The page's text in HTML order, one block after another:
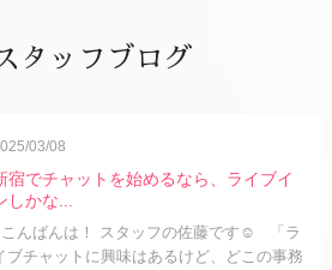
タッフブログ
03/08
宿でチャットを始めるなら、ライブイ
しかな...
こんばんは！ スタッフの佐藤です☺️ 「ラ
ブチャットに興味はあるけど、どこの事務